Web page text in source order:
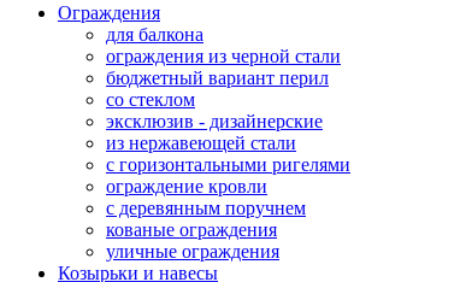
Ограждения
для балкона
ограждения из черной стали
бюджетный вариант перил
со стеклом
эксклюзив - дизайнерские
из нержавеющей стали
с горизонтальными ригелями
ограждение кровли
с деревянным поручнем
кованые ограждения
уличные ограждения
Козырьки и навесы